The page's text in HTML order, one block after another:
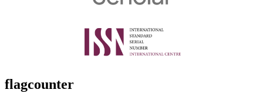
flagcounter